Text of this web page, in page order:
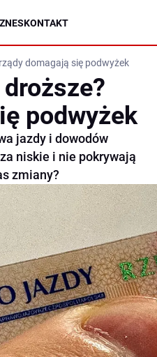
KONTAKT
domagają się podwyżek
podwyżek
jazdy i dowodów
niskie i nie pokrywają
zmiany?